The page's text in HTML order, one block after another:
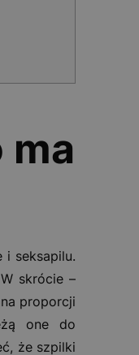
i seksapilu.
skrócie –
proporcji
one do
że szpilki